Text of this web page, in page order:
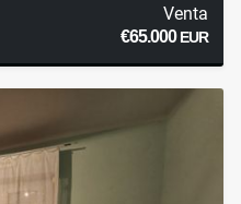
Venta
€65.000EUR